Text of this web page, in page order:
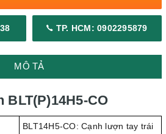
TP. HCM: 0902295879
MÔ TẢ
CO
BLT14H5-CO: Cạnh lượn tay trái